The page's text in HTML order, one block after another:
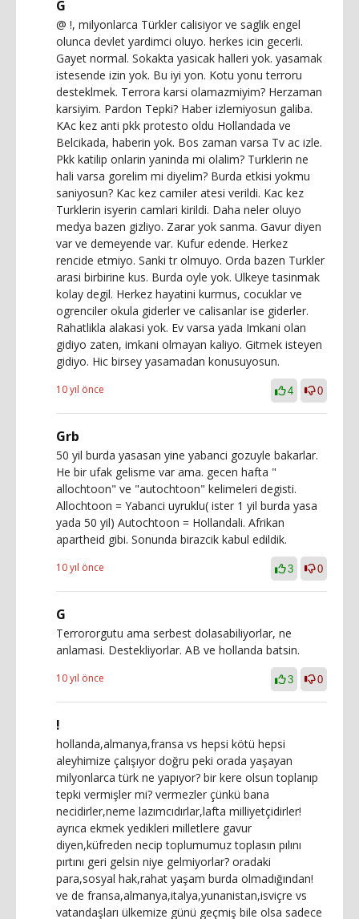
G
@ !, milyonlarca Türkler calisiyor ve saglik engel
olunca devlet yardimci oluyo. herkes icin gecerli.
Gayet normal. Sokakta yasicak halleri yok. yasamak
istesende izin yok. Bu iyi yon. Kotu yonu terroru
desteklmek. Terrora karsi olamazmiyim? Herzaman
karsiyim. Pardon Tepki? Haber izlemiyosun galiba.
KAc kez anti pkk protesto oldu Hollandada ve
Belcikada, haberin yok. Bos zaman varsa Tv ac izle.
Pkk katilip onlarin yaninda mi olalim? Turklerin ne
hali varsa gorelim mi diyelim? Burda etkisi yokmu
saniyosun? Kac kez camiler atesi verildi. Kac kez
Turklerin isyerin camlari kirildi. Daha neler oluyo
medya bazen gizliyo. Zarar yok sanma. Gavur diyen
var ve demeyende var. Kufur edende. Herkez
rencide etmiyo. Sanki tr olmuyo. Orda bazen Turkler
arasi birbirine kus. Burda oyle yok. Ulkeye tasinmak
kolay degil. Herkez hayatini kurmus, cocuklar ve
ogrenciler okula giderler ve calisanlar ise giderler.
Rahatlikla alakasi yok. Ev varsa yada Imkani olan
gidiyo zaten, imkani olmayan kaliyo. Gitmek isteyen
gidiyo. Hic birsey yasamadan konusuyosun.
10 yıl önce 4 0
Grb
50 yil burda yasasan yine yabanci gozuyle bakarlar.
He bir ufak gelisme var ama. gecen hafta "
allochtoon" ve "autochtoon" kelimeleri degisti.
Allochtoon = Yabanci uyruklu( ister 1 yil burda yasa
yada 50 yil) Autochtoon = Hollandali. Afrikan
apartheid gibi. Sonunda birazcik kabul edildik.
10 yıl önce 3 0
G
Terrororgutu ama serbest dolasabiliyorlar, ne
anlamasi. Destekliyorlar. AB ve hollanda batsin.
10 yıl önce 3 0
!
hollanda,almanya,fransa vs hepsi kötü hepsi
aleyhimize çalışıyor doğru peki orada yaşayan
milyonlarca türk ne yapıyor? bir kere olsun toplanıp
tepki vermişler mi? vermezler çünkü bana
necidirler,neme lazımcıdırlar,lafta milliyetçidirler!
ayrıca ekmek yedikleri milletlere gavur
diyen,küfreden necip toplumumuz toplasın pılını
pırtını geri gelsin niye gelmiyorlar? oradaki
para,sosyal hak,rahat yaşam burda olmadığından!
ve de fransa,almanya,italya,yunanistan,isviçre vs
vatandaşları ülkemize günü geçmiş bile olsa sadece